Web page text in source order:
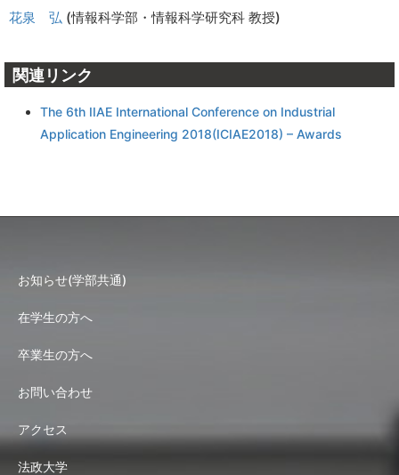
花泉 弘 (情報科学部・情報科学研究科 教授)
関連リンク
The 6th IIAE International Conference on Industrial
Application Engineering 2018(ICIAE2018) – Awards
お知らせ(学部共通)
在学生の方へ
卒業生の方へ
お問い合わせ
アクセス
法政大学